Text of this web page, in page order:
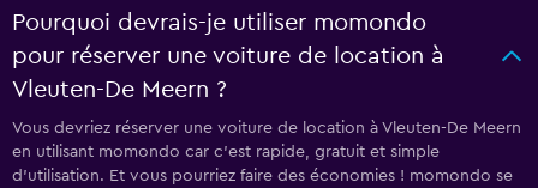
Pourquoi devrais-je utiliser momondo
pour réserver une voiture de location à
Vleuten-De Meern ?
Vous devriez réserver une voiture de location à Vleuten-De Meern
en utilisant momondo car c'est rapide, gratuit et simple
d'utilisation. Et vous pourriez faire des économies ! momondo se